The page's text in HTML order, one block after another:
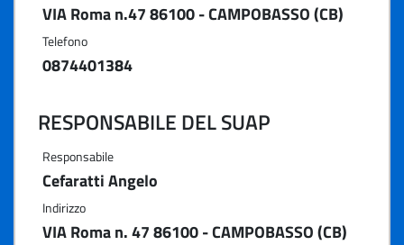
VIA Roma n.47 86100 - CAMPOBASSO (CB)
Telefono
0874401384
RESPONSABILE DEL SUAP
Responsabile
Cefaratti Angelo
Indirizzo
VIA Roma n. 47 86100 - CAMPOBASSO (CB)